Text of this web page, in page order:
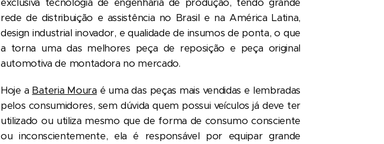
rede de distribuição e assistência no Brasil e na América Latina,
design industrial inovador, e qualidade de insumos de ponta, o que
a torna uma das melhores peça de reposição e peça original
automotiva de montadora no mercado.
Hoje a Bateria Moura é uma das peças mais vendidas e lembradas
pelos consumidores, sem dúvida quem possui veículos já deve ter
utilizado ou utiliza mesmo que de forma de consumo consciente
ou inconscientemente, ela é responsável por equipar grande